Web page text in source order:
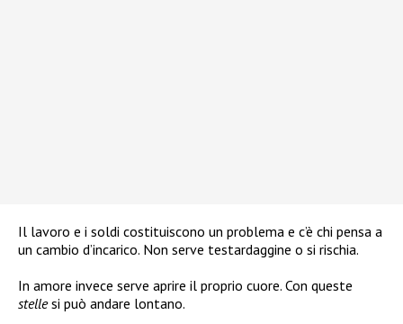
Il lavoro e i soldi costituiscono un problema e c’è chi pensa a
un cambio d’incarico. Non serve testardaggine o si rischia.
In amore invece serve aprire il proprio cuore. Con queste
stellesi può andare lontano.